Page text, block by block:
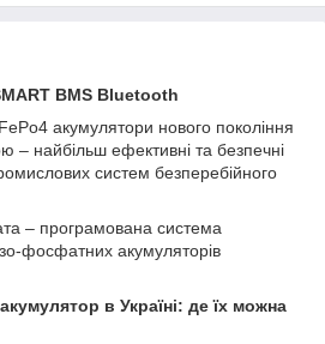
BMS Bluetooth
акумулятори нового покоління
– найбільш ефективні та безпечні
систем безперебійного
– програмована система
фосфатних акумуляторів
в Україні: де їх можна